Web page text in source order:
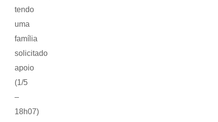
tendo
uma
família
solicitado
apoio
(1/5
–
18h07)